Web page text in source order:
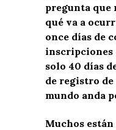
pregunta que
qué va a
once días de
inscripciones
solo 40 días
de registro
mundo anda
Muchos